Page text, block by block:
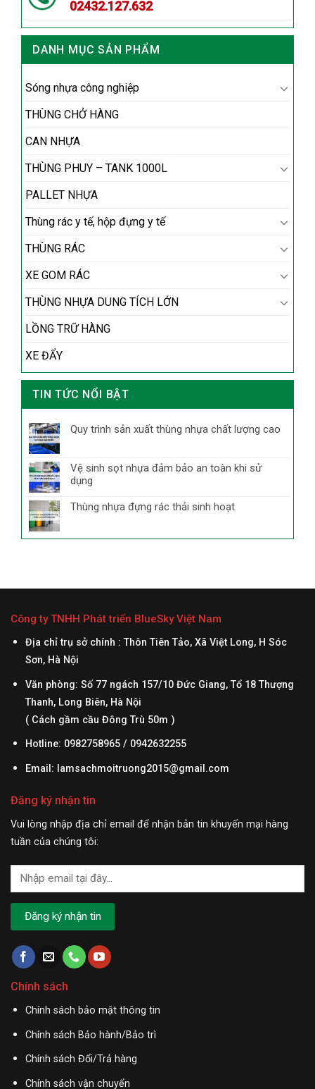
02432.127.632
DANH MỤC SẢN PHẨM
Sóng nhựa công nghiệp
THÙNG CHỞ HÀNG
CAN NHỰA
THÙNG PHUY – TANK 1000L
PALLET NHỰA
Thùng rác y tế, hộp đựng y tế
THÙNG RÁC
XE GOM RÁC
THÙNG NHỰA DUNG TÍCH LỚN
LỒNG TRỮ HÀNG
XE ĐẨY
TIN TỨC NỔI BẬT
Quy trình sản xuất thùng nhựa chất lượng cao
Vệ sinh sọt nhựa đảm bảo an toàn khi sử
dụng
Thùng nhựa đựng rác thải sinh hoạt
Công ty TNHH Phát triển BlueSky Việt Nam
Địa chỉ trụ sở chính : Thôn Tiên Tảo, Xã Việt Long, H Sóc
Sơn, Hà Nội
Văn phòng: Số 77 ngách 157/10 Đức Giang, Tổ 18 Thượng
Thanh, Long Biên, Hà Nội
( Cách gầm cầu Đông Trù 50m )
Hotline: 0982758965 / 0942632255
Email: lamsachmoitruong2015@gmail.com
Đăng ký nhận tin
Vui lòng nhập địa chỉ email để nhận bản tin khuyến mại hàng
tuần của chúng tôi:
Chính sách
Chính sách bảo mật thông tin
Chính sách Bảo hành/Bảo trì
Chính sách Đổi/Trả hàng
Chính sách vận chuyển